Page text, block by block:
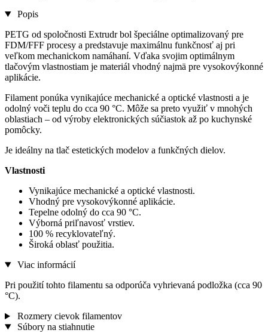
Popis
PETG od spoločnosti Extrudr bol špeciálne optimalizovaný pre
FDM/FFF procesy a predstavuje maximálnu funkčnosť aj pri
veľkom mechanickom namáhaní. Vďaka svojim optimálnym
tlačovým vlastnostiam je materiál vhodný najmä pre vysokovýkonné
aplikácie.
Filament ponúka vynikajúce mechanické a optické vlastnosti a je
odolný voči teplu do cca 90 °C. Môže sa preto využiť v mnohých
oblastiach – od výroby elektronických súčiastok až po kuchynské
pomôcky.
Je ideálny na tlač estetických modelov a funkčných dielov.
Vlastnosti
Vynikajúce mechanické a optické vlastnosti.
Vhodný pre vysokovýkonné aplikácie.
Tepelne odolný do cca 90 °C.
Výborná priľnavosť vrstiev.
100 % recyklovateľný.
Široká oblasť použitia.
Viac informácií
Pri použití tohto filamentu sa odporúča vyhrievaná podložka (cca 90
°C).
Rozmery cievok filamentov
Súbory na stiahnutie